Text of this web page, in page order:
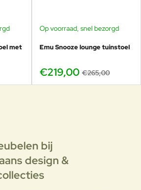
met
-17%
Op voorraad, snel bezorgd
Emu Snooze lounge tuinstoel
€219,00 €265,00
bij
design &